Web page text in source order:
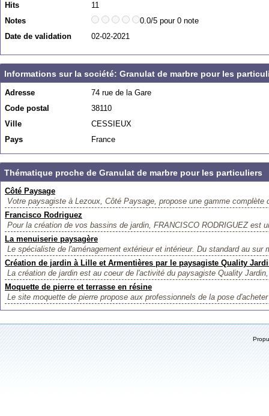
Hits
11
Notes
0.0/5 pour 0 note
Date de validation
02-02-2021
Informations sur la société: Granulat de marbre pour les
Adresse
74 rue de la Gare
Code postal
38110
Ville
CESSIEUX
Pays
France
Thématique proche de Granulat de marbre pour les particuliers
Côté Paysage
Votre paysagiste à Lezoux, Côté Paysage, propose une gamme complète
Francisco Rodriguez
Pour la création de vos bassins de jardin, FRANCISCO RODRIGUEZ est
La menuiserie paysagère
Le spécialiste de l'aménagement extérieur et intérieur. Du standard au sur
Création de jardin à Lille et Armentières par le paysagiste Quality
La création de jardin est au coeur de l'activité du paysagiste Quality
Moquette de pierre et terrasse en résine
Le site moquette de pierre propose aux professionnels de la pose